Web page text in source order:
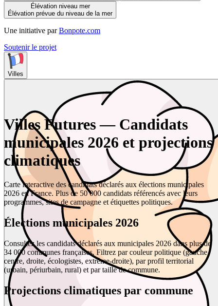
Élévation niveau mer
Élévation prévue du niveau de la mer
Une initiative par Bonpote.com
Soutenir le projet
Villes
Villes Futures — Candidats
municipales 2026 et projections
climatiques
Carte interactive des candidats déclarés aux élections municipales
2026 en France. Plus de 50 000 candidats référencés avec leurs
programmes, sites de campagne et étiquettes politiques.
Élections municipales 2026
Consultez les candidats déclarés aux municipales 2026 dans plus de
34 000 communes françaises. Filtrez par couleur politique (gauche,
centre, droite, écologistes, extrême-droite), par profil territorial
(urbain, périurbain, rural) et par taille de commune.
Projections climatiques par commune